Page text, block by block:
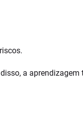
a aprendizagem